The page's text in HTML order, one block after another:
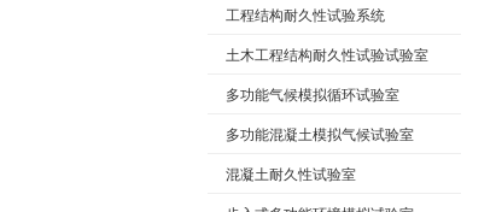
工程结构耐久性试验系统
土木工程结构耐久性试验试验室
多功能气候模拟循环试验室
多功能混凝土模拟气候试验室
混凝土耐久性试验室